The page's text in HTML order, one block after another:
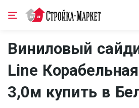
Виниловый
Line
3,0м купить в